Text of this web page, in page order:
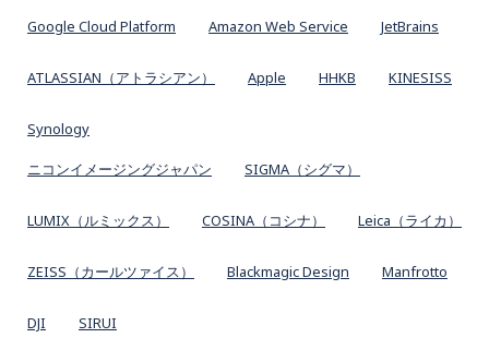
Google Cloud Platform Amazon Web Service JetBrains
ATLASSIAN（アトラシアン） Apple HHKB KINESISS
Synology
ニコンイメージングジャパン SIGMA（シグマ）
LUMIX（ルミックス） COSINA（コシナ） Leica（ライカ）
ZEISS（カールツァイス） Blackmagic Design Manfrotto
DJI SIRUI